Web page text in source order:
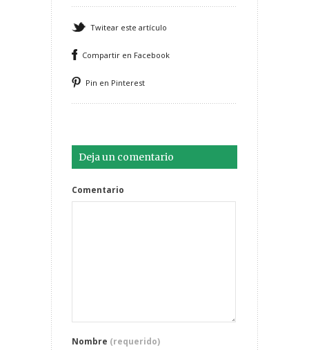
Twitear este artículo
Compartir en Facebook
Pin en Pinterest
Deja un comentario
Comentario
Nombre (requerido)